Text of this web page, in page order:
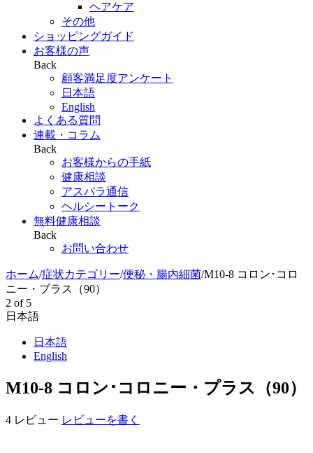
ヘアケア
その他
ショッピングガイド
お客様の声
Back
顧客満足度アンケート
日本語
English
よくある質問
連載・コラム
Back
お客様からの手紙
健康相談
アスパラ通信
ヘルシートーク
無料健康相談
Back
お問い合わせ
ホーム/症状カテゴリー/便秘・腸内細菌/M10-8 コロン･コロ
ニー・プラス（90）
2 of 5
日本語
日本語
English
M10-8 コロン･コロニー・プラス（90）
4 レビュー レビューを書く